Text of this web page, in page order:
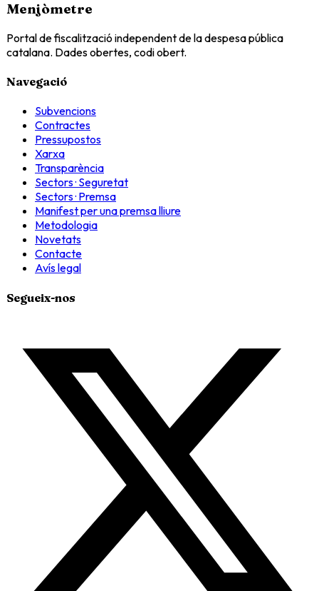
Menjòmetre
Portal de fiscalització independent de la despesa pública
catalana. Dades obertes, codi obert.
Navegació
Subvencions
Contractes
Pressupostos
Xarxa
Transparència
Sectors · Seguretat
Sectors · Premsa
Manifest per una premsa lliure
Metodologia
Novetats
Contacte
Avís legal
Segueix-nos